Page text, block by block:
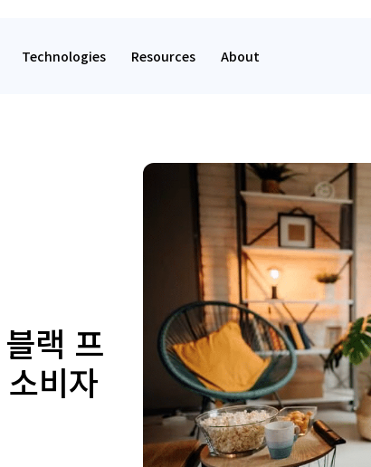
Technologies Resources About
랙 프
비자